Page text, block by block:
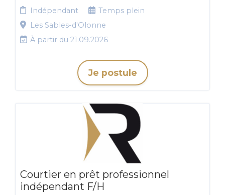
Indépendant
Temps plein
Les Sables-d'Olonne
À partir du 21.09.2026
Je postule
Courtier en prêt professionnel
indépendant F/H